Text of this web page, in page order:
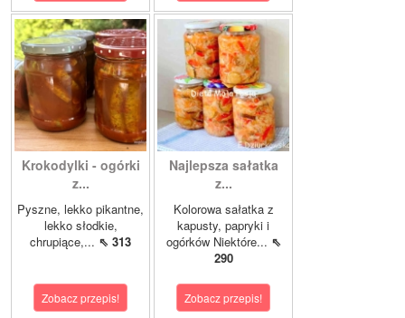
Krokodylki - ogórki
z...
Pyszne, lekko pikantne,
lekko słodkie,
chrupiące,... ⇖ 313
Zobacz przepis!
Najlepsza sałatka
z...
Kolorowa sałatka z
kapusty, papryki i
ogórków Niektóre... ⇖
290
Zobacz przepis!